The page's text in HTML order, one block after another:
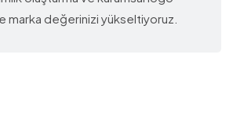
marka değerinizi yükseltiyoruz.